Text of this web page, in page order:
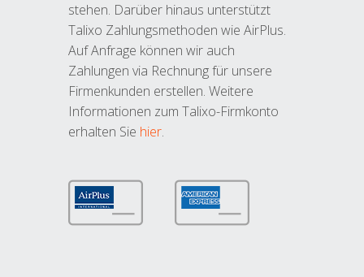
stehen. Darüber hinaus unterstützt
Talixo Zahlungsmethoden wie AirPlus.
Auf Anfrage können wir auch
Zahlungen via Rechnung für unsere
Firmenkunden erstellen. Weitere
Informationen zum Talixo-Firmkonto
erhalten Sie hier.